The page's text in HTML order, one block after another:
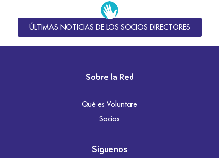
ÚLTIMAS NOTICIAS DE LOS SOCIOS DIRECTORES
Sobre la Red
Qué es Voluntare
Socios
Síguenos